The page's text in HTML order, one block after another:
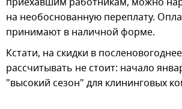
на необоснованную переплату.
принимают в наличной форме.
Кстати, на скидки в
рассчитывать не стоит: начало
"высокий сезон" для клининговых